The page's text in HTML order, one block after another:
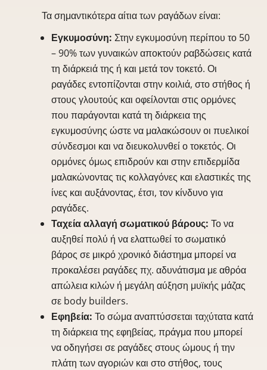
Τα σημαντικότερα αίτια των ραγάδων είναι:
Εγκυμοσύνη: Στην εγκυμοσύνη περίπου το 50
– 90% των γυναικών αποκτούν ραβδώσεις κατά
τη διάρκειά της ή και μετά τον τοκετό. Οι
ραγάδες εντοπίζονται στην κοιλιά, στο στήθος ή
στους γλουτούς και οφείλονται στις ορμόνες
που παράγονται κατά τη διάρκεια της
εγκυμοσύνης ώστε να μαλακώσουν οι πυελικοί
σύνδεσμοι και να διευκολυνθεί ο τοκετός. Οι
ορμόνες όμως επιδρούν και στην επιδερμίδα
μαλακώνοντας τις κολλαγόνες και ελαστικές της
ίνες και αυξάνοντας, έτσι, τον κίνδυνο για
ραγάδες.
Ταχεία αλλαγή σωματικού βάρους: Το να
αυξηθεί πολύ ή να ελαττωθεί το σωματικό
βάρος σε μικρό χρονικό διάστημα μπορεί να
προκαλέσει ραγάδες πχ. αδυνάτισμα με αθρόα
απώλεια κιλών ή μεγάλη αύξηση μυϊκής μάζας
σε body builders.
Εφηβεία: Το σώμα αναπτύσσεται ταχύτατα κατά
τη διάρκεια της εφηβείας, πράγμα που μπορεί
να οδηγήσει σε ραγάδες στους ώμους ή την
πλάτη των αγοριών και στο στήθος, τους